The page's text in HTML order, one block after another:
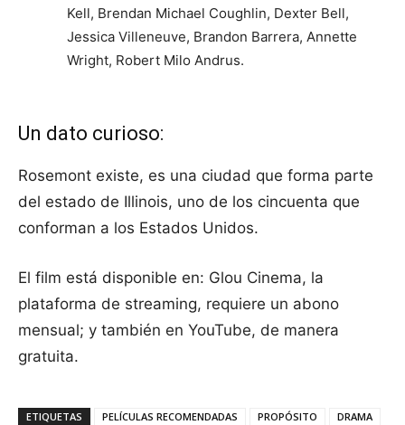
Kell, Brendan Michael Coughlin, Dexter Bell,
Jessica Villeneuve, Brandon Barrera, Annette
Wright, Robert Milo Andrus.
Un dato curioso:
Rosemont existe, es una ciudad que forma parte
del estado de Illinois, uno de los cincuenta que
conforman a los Estados Unidos.
El film está disponible en: Glou Cinema, la
plataforma de streaming, requiere un abono
mensual; y también en YouTube, de manera
gratuita.
ETIQUETAS PELÍCULAS RECOMENDADAS PROPÓSITO
DRAMA